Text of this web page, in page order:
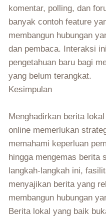
komentar, polling, dan
banyak contoh feature
membangun hubungan
dan pembaca. Interaksi
pengetahuan baru bagi
yang belum terangkat.
Kesimpulan
Menghadirkan berita
online memerlukan
memahami keperluan
hingga mengemas berita
langkah-langkah ini,
menyajikan berita yang
membangun hubungan
Berita lokal yang baik